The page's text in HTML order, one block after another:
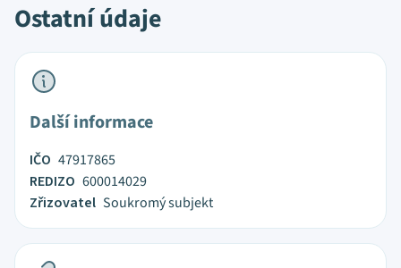
Ostatní údaje
Další informace
IČO 47917865
REDIZO 600014029
Zřizovatel Soukromý subjekt